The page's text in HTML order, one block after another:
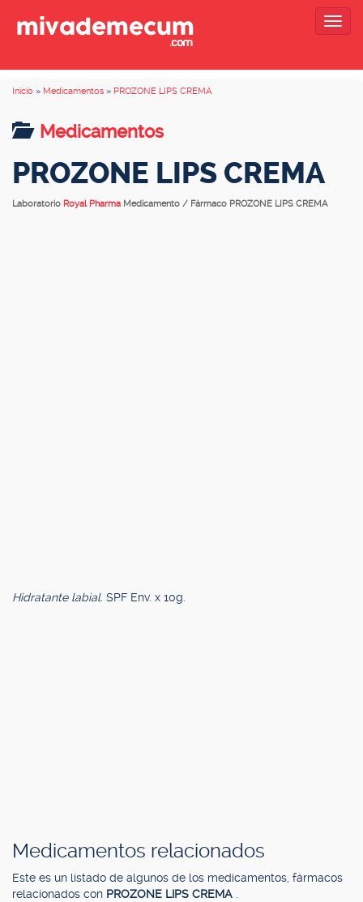
Inicio » Medicamentos » PROZONE LIPS CREMA
Medicamentos
PROZONE LIPS CREMA
Laboratorio Royal Pharma Medicamento / Fármaco PROZONE LIPS CREMA
Hidratante labial. SPF Env. x 10g.
Medicamentos relacionados
Este es un listado de algunos de los medicamentos, fármacos
relacionados con PROZONE LIPS CREMA